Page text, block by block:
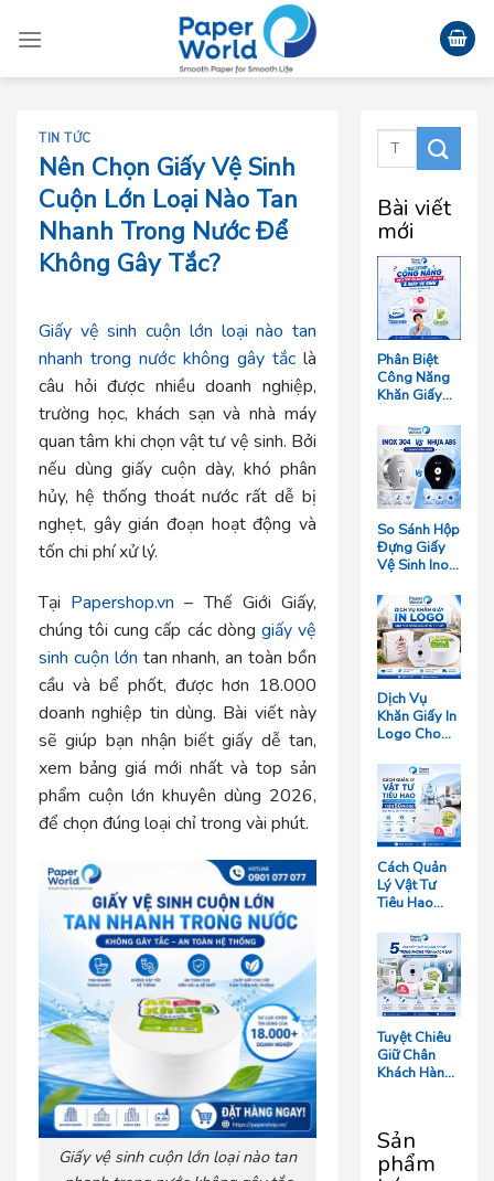
TIN TỨC
Nên Chọn Giấy Vệ Sinh
Cuộn Lớn Loại Nào Tan
Nhanh Trong Nước Để
Không Gây Tắc?
Giấy vệ sinh cuộn lớn loại nào tan
nhanh trong nước không gây tắc là
câu hỏi được nhiều doanh nghiệp,
trường học, khách sạn và nhà máy
quan tâm khi chọn vật tư vệ sinh. Bởi
nếu dùng giấy cuộn dày, khó phân
hủy, hệ thống thoát nước rất dễ bị
nghẹt, gây gián đoạn hoạt động và
tốn chi phí xử lý.
Tại Papershop.vn – Thế Giới Giấy,
chúng tôi cung cấp các dòng giấy vệ
sinh cuộn lớn tan nhanh, an toàn bồn
cầu và bể phốt, được hơn 18.000
doanh nghiệp tin dùng. Bài viết này
sẽ giúp bạn nhận biết giấy dễ tan,
xem bảng giá mới nhất và top sản
phẩm cuộn lớn khuyên dùng 2026,
để chọn đúng loại chỉ trong vài phút.
Giấy vệ sinh cuộn lớn loại nào tan
Bài viết
mới
Phân Biệt
Công Năng
Khăn Giấy
Giấy Lau Tay
Và Giấy Vệ
Sinh Trong
Ngành F&B
So Sánh Hộp
Đựng Giấy
Vệ Sinh Inox
Nhựa: Loại
Nào Bền
Hơn?
Dịch Vụ
Khăn Giấy In
Logo Cho
Giá Rẻ Tại
TP.HCM
Cách Quản
Lý Vật Tư
Tiêu Hao
Sạn Quy Mô
Trên 50
Phòng Giúp
Tối Ưu Chi
Phí Vận
Hành
Tuyệt Chiêu
Giữ Chân
Khách Hàng:
Phòng Tắm
Resort
Sản
phẩm